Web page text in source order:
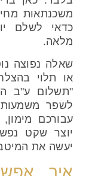
משכנתאות
כדאי לשלם
מלאה.
שאלה נפוצה
או תלוי
"תשלום ע"ב
לשפר
עבורכם
יוצר שקט
יעשה את
איך